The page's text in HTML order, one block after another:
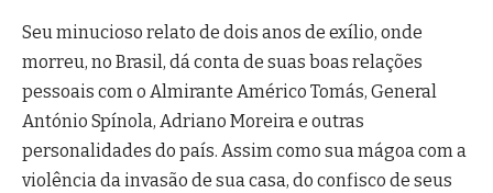
Seu minucioso relato de dois anos de exílio, onde
morreu, no Brasil, dá conta de suas boas relações
pessoais com o Almirante Américo Tomás, General
António Spínola, Adriano Moreira e outras
personalidades do país. Assim como sua mágoa com a
violência da invasão de sua casa, do confisco de seus